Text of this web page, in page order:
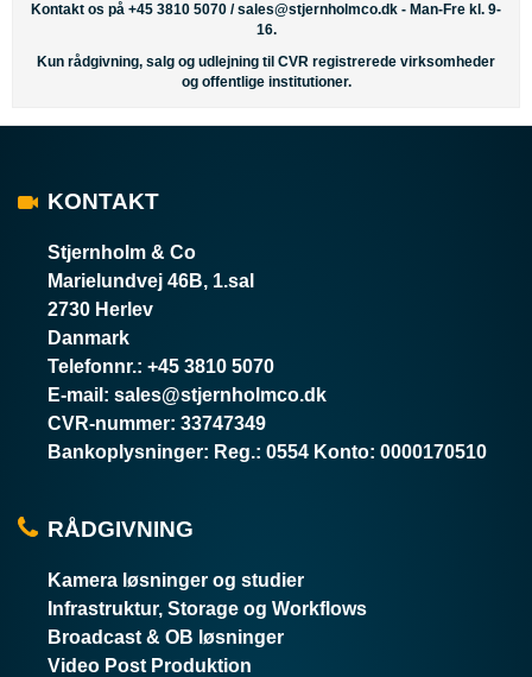
Kontakt os på +45 3810 5070 /sales@stjernholmco.dk - Man-Fre kl. 9-
16.
Kun rådgivning, salg og udlejning til CVR registrerede virksomheder
og offentlige institutioner.
KONTAKT
Stjernholm & Co
Marielundvej 46B, 1.sal
2730 Herlev
Danmark
Telefonnr.: +45 3810 5070
E-mail : sales@stjernholmco.dk
CVR-nummer: 33747349
Bankoplysninger: Reg.: 0554 Konto: 0000170510
RÅDGIVNING
Kamera løsninger og studier
Infrastruktur, Storage og Workflows
Broadcast & OB løsninger
Video Post Produktion